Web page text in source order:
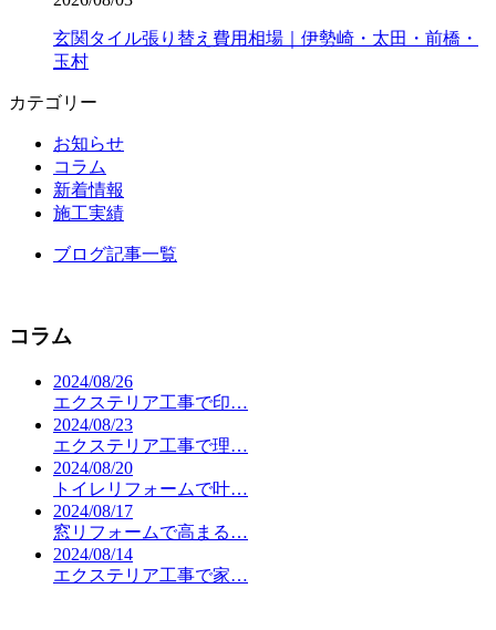
玄関タイル張り替え費用相場｜伊勢崎・太田・前橋・
玉村
カテゴリー
お知らせ
コラム
新着情報
施工実績
ブログ記事一覧
コラム
2024/08/26
エクステリア工事で印…
2024/08/23
エクステリア工事で理…
2024/08/20
トイレリフォームで叶…
2024/08/17
窓リフォームで高まる…
2024/08/14
エクステリア工事で家…